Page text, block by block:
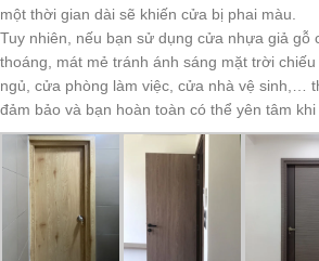
một thời gian dài sẽ khiến cửa bị phai màu.
Tuy nhiên, nếu bạn sử dụng cửa nhựa giả gỗ
thoáng, mát mẻ tránh ánh sáng mặt trời
ngủ, cửa phòng làm việc, cửa nhà vệ sinh,…
đảm bảo và bạn hoàn toàn có thể yên tâm khi